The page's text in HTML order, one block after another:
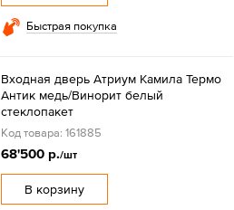
Быстрая покупка
Входная дверь Атриум Камила Термо
Антик медь/Винорит белый
стеклопакет
Код товара: 161885
68'500 р./шт
В корзину